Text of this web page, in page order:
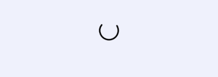
Wird